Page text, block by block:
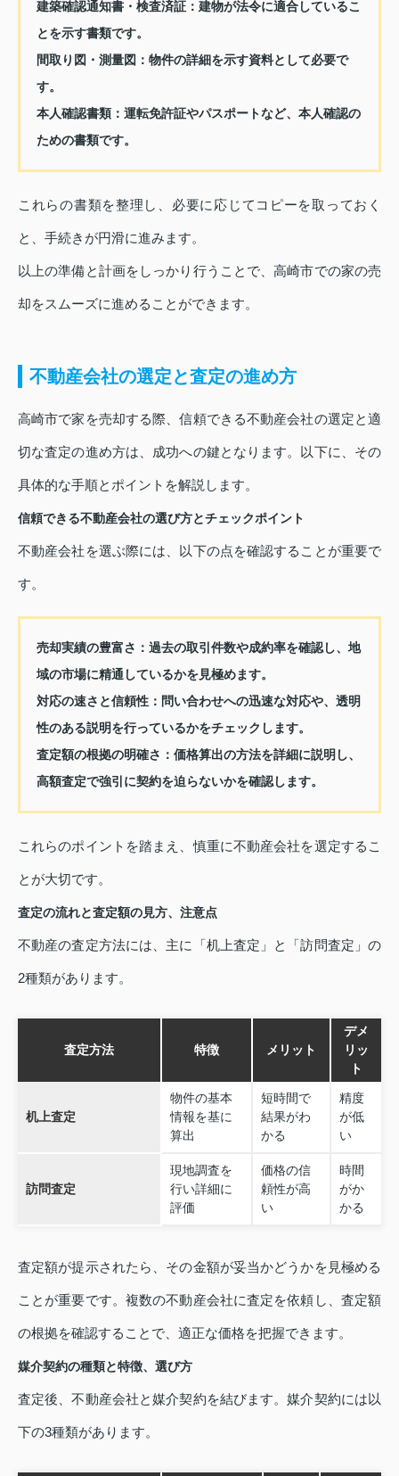
建築確認通知書・検査済証： 建物が法令に適合しているこ
とを示す書類です。
間取り図・測量図： 物件の詳細を示す資料として必要で
す。
本人確認書類： 運転免許証やパスポートなど、本人確認の
ための書類です。
これらの書類を整理し、必要に応じてコピーを取っておく
と、手続きが円滑に進みます。
以上の準備と計画をしっかり行うことで、高崎市での家の売
却をスムーズに進めることができます。
不動産会社の選定と査定の進め方
高崎市で家を売却する際、信頼できる不動産会社の選定と適
切な査定の進め方は、成功への鍵となります。以下に、その
具体的な手順とポイントを解説します。
信頼できる不動産会社の選び方とチェックポイント
不動産会社を選ぶ際には、以下の点を確認することが重要で
す。
売却実績の豊富さ ：過去の取引件数や成約率を確認し、地
域の市場に精通しているかを見極めます。
対応の速さと信頼性：問い合わせへの迅速な対応や、透明
性のある説明を行っているかをチェックします。
査定額の根拠の明確さ ：価格算出の方法を詳細に説明し、
高額査定で強引に契約を迫らないかを確認します。
これらのポイントを踏まえ、慎重に不動産会社を選定するこ
とが大切です。
査定の流れと査定額の見方、注意点
不動産の査定方法には、主に「机上査定」と「訪問査定」の
2種類があります。
査定方法 特徴 メリット
デメ
リッ
ト
机上査定
物件の基本
情報を基に
算出
短時間で
結果がわ
かる
精度
が低
い
訪問査定
現地調査を
行い詳細に
評価
価格の信
頼性が高
い
時間
がか
かる
査定額が提示されたら、その金額が妥当かどうかを見極める
ことが重要です。複数の不動産会社に査定を依頼し、査定額
の根拠を確認することで、適正な価格を把握できます。
媒介契約の種類と特徴、選び方
査定後、不動産会社と媒介契約を結びます。媒介契約には以
下の3種類があります。